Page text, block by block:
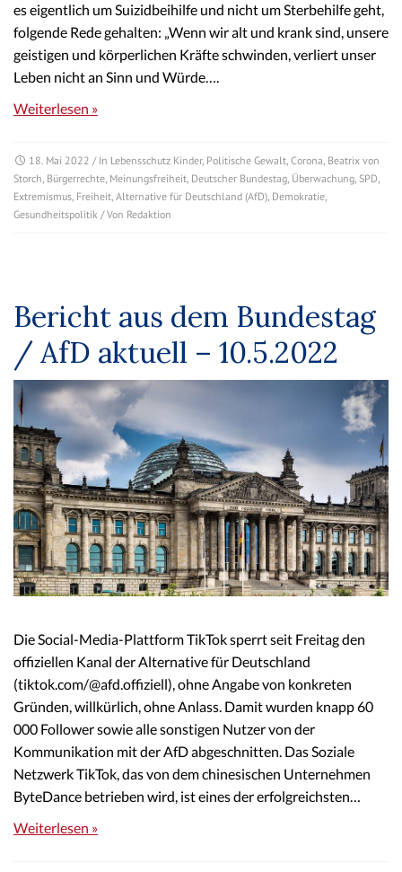
es eigentlich um Suizidbeihilfe und nicht um Sterbehilfe geht,
folgende Rede gehalten: „Wenn wir alt und krank sind, unsere
geistigen und körperlichen Kräfte schwinden, verliert unser
Leben nicht an Sinn und Würde….
Weiterlesen »
18. Mai 2022 / In Lebensschutz Kinder, Politische Gewalt, Corona, Beatrix von
Storch, Bürgerrechte, Meinungsfreiheit, Deutscher Bundestag, Überwachung, SPD,
Extremismus, Freiheit, Alternative für Deutschland (AfD), Demokratie,
Gesundheitspolitik / Von Redaktion
Bericht aus dem Bundestag
/ AfD aktuell – 10.5.2022
Die Social-Media-Plattform TikTok sperrt seit Freitag den
offiziellen Kanal der Alternative für Deutschland
(tiktok.com/@afd.offiziell), ohne Angabe von konkreten
Gründen, willkürlich, ohne Anlass. Damit wurden knapp 60
000 Follower sowie alle sonstigen Nutzer von der
Kommunikation mit der AfD abgeschnitten. Das Soziale
Netzwerk TikTok, das von dem chinesischen Unternehmen
ByteDance betrieben wird, ist eines der erfolgreichsten…
Weiterlesen »